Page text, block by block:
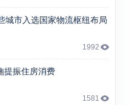
城市入选国家物流枢纽布局
1992
提振住房消费
1581